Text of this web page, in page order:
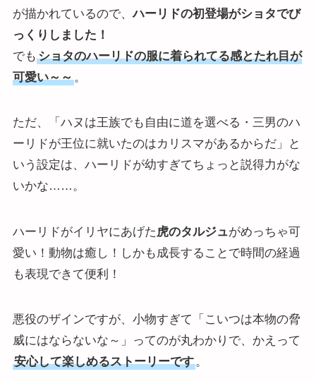
が描かれているので、ハーリドの初登場がショタでび
っくりしました！
でも ショタのハーリドの服に着られてる感とたれ目が
可愛い～～。
ただ、「ハヌは王族でも自由に道を選べる・三男のハ
ーリドが王位に就いたのはカリスマがあるからだ」と
いう設定は、ハーリドが幼すぎてちょっと説得力がな
いかな……。
ハーリドがイリヤにあげた 虎のタルジュがめっちゃ可
愛い！動物は癒し！しかも成長することで時間の経過
も表現できて便利！
悪役のザインですが、小物すぎて「こいつは本物の脅
威にはならないな～」ってのが丸わかりで、かえって
安心して楽しめるストーリーです。